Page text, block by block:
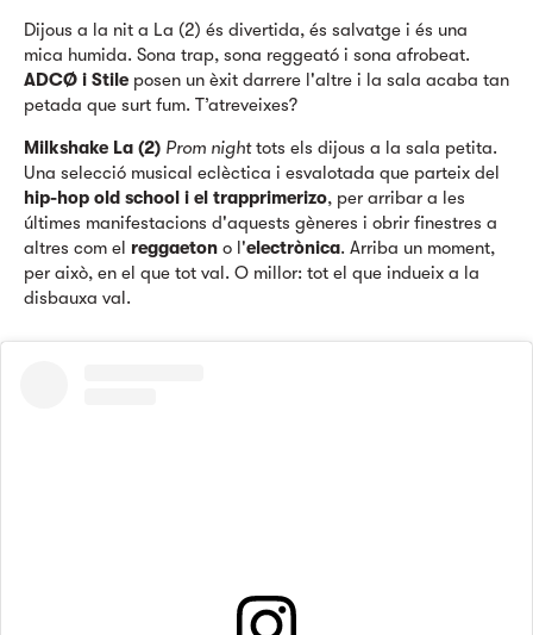
Dijous a la nit a La (2) és divertida, és salvatge i és una
mica humida. Sona trap, sona reggeató i sona afrobeat.
ADCØ i Stile posen un èxit darrere l'altre i la sala acaba tan
petada que surt fum. T’atreveixes?
Milkshake La (2) Prom nighttots els dijous a la sala petita.
Una selecció musical eclèctica i esvalotada que parteix del
hip-hop old school i el trapprimerizo, per arribar a les
últimes manifestacions d'aquests gèneres i obrir finestres a
altres com el reggaeton o l'electrònica. Arriba un moment,
per això, en el que tot val. O millor: tot el que indueix a la
disbauxa val.